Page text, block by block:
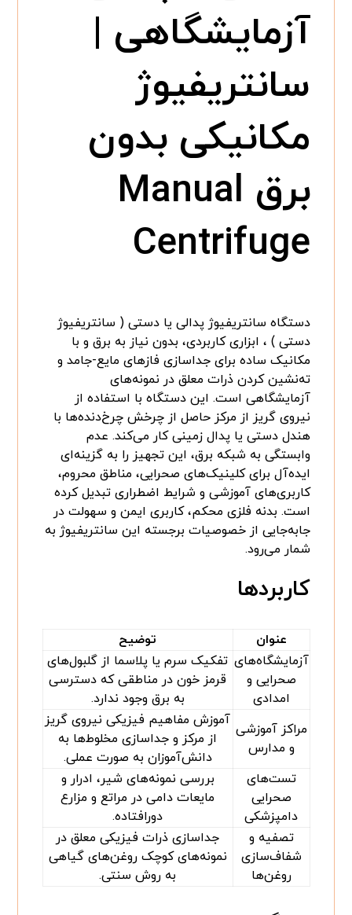
آزمایشگاهی |
سانتریفیوژ
مکانیکی بدون
برق Manual
Centrifuge
دستگاه سانتریفیوژ پدالی یا دستی ( سانتریفیوژ
دستی ) ، ابزاری کاربردی، بدون نیاز به برق و با
مکانیک ساده برای جداسازی فازهای مایع-جامد و
ته‌نشین کردن ذرات معلق در نمونه‌های
آزمایشگاهی است. این دستگاه با استفاده از
نیروی گریز از مرکز حاصل از چرخش چرخ‌دنده‌ها با
هندل دستی یا پدال زمینی کار می‌کند. عدم
وابستگی به شبکه برق، این تجهیز را به گزینه‌ای
ایده‌آل برای کلینیک‌های صحرایی، مناطق محروم،
کاربری‌های آموزشی و شرایط اضطراری تبدیل کرده
است. بدنه فلزی محکم، کاربری ایمن و سهولت در
جابه‌جایی از خصوصیات برجسته این سانتریفیوژ به
شمار می‌رود.
کاربردها
عنوان
توضیح
آزمایشگاه‌های
صحرایی و
امدادی
تفکیک سرم یا پلاسما از گلبول‌های
قرمز خون در مناطقی که دسترسی
به برق وجود ندارد.
مراکز آموزشی
و مدارس
آموزش مفاهیم فیزیکی نیروی گریز
از مرکز و جداسازی مخلوط‌ها به
دانش‌آموزان به صورت عملی.
تست‌های
صحرایی
دامپزشکی
بررسی نمونه‌های شیر، ادرار و
مایعات دامی در مراتع و مزارع
دورافتاده.
تصفیه و
شفاف‌سازی
روغن‌ها
جداسازی ذرات فیزیکی معلق در
نمونه‌های کوچک روغن‌های گیاهی
به روش سنتی.